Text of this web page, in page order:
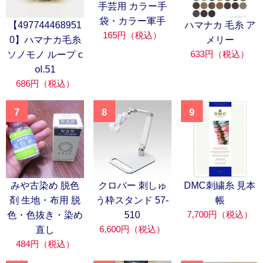
【497744468951
0】ハマナカ毛糸
ソノモノ ループ c
ol.51
686円（税込）
手芸用 カラー手
袋・カラー軍手
165円（税込）
ハマナカ 毛糸 ア
メリー
633円（税込）
7
みや古染め 脱色
剤 生地・布用 脱
色・色抜き・染め
直し
484円（税込）
8
クロバー 刺しゅ
う枠スタンド 57-
510
6,600円（税込）
9
DMC刺繍糸 見本
帳
7,700円（税込）